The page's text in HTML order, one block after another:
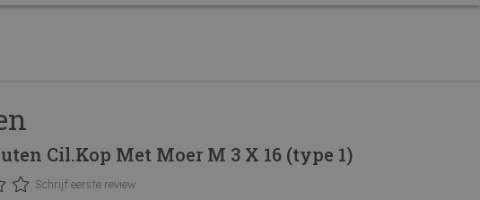
Cil.Kop Met Moer M 3 X 16 (type 1)
Schrijf eerste review